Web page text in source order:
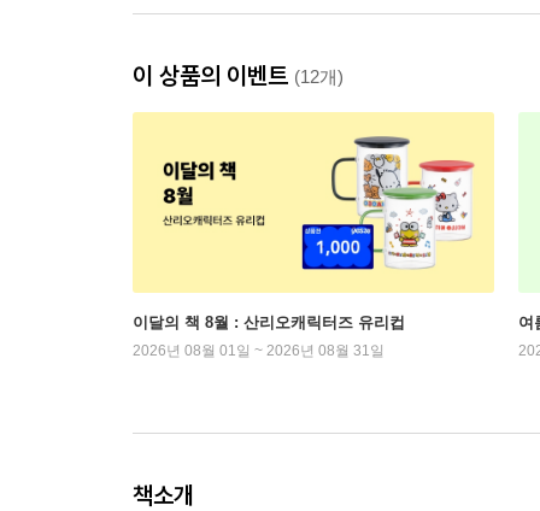
이 상품의 이벤트 (12개)
이달의 책 8월 : 산리오캐릭터즈 유리컵
2026년 08월 01일 ~ 2026년 08월 31일
여
책소개